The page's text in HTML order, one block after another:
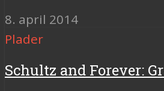
8. april 2014
Plader
Schultz and Forever: